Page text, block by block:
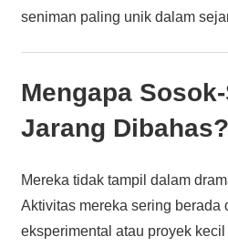
seniman paling unik dalam
Mengapa
Jarang Dibahas?
Mereka tidak tampil dalam
Aktivitas mereka sering berada
eksperimental atau proyek